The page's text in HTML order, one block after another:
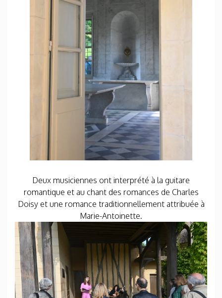
Deux musiciennes ont interprété à la guitare
romantique et au chant des romances de Charles
Doisy et une romance traditionnellement attribuée à
Marie-Antoinette.